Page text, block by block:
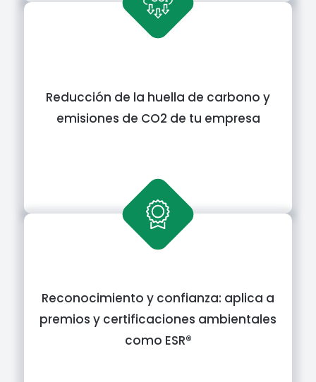
Reducción de la huella de carbono y
emisiones de CO2 de tu empresa
Reconocimiento y confianza: aplica a
premios y certificaciones ambientales
como ESR®